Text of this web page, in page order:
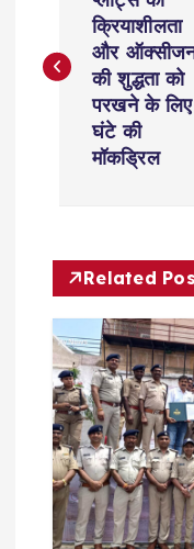
s
v
g
a
t
क्रियाशीलता
और
की शुद्धता को
परखने के
घंटे की
मॉकड्रिल
Related